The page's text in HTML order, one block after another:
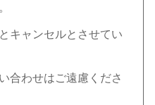
キャンセルとさせてい
合わせはご遠慮くださ